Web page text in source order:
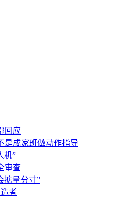
回应
是成家班做动作指导
机”
审查
掂量分寸”
者